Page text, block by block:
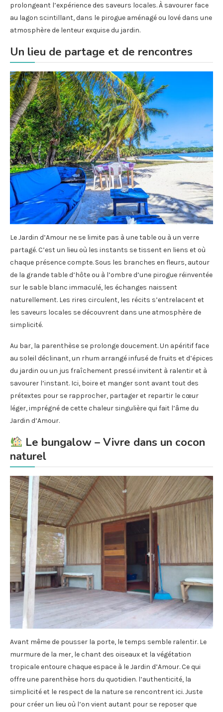
prolongeant l’expérience des saveurs locales. À savourer face
au lagon scintillant, dans le pirogue aménagé ou lové dans une
atmosphère de lenteur exquise du jardin.
Un lieu de partage et de rencontres
Le Jardin d’Amour ne se limite pas à une table ou à un verre
partagé. C’est un lieu où les instants se tissent en liens et où
chaque présence compte. Sous les branches en fleurs, autour
de la grande table d’hôte ou à l’ombre d’une pirogue réinventée
sur le sable blanc immaculé, les échanges naissent
naturellement. Les rires circulent, les récits s’entrelacent et
les saveurs locales se découvrent dans une atmosphère de
simplicité.
Au bar, la parenthèse se prolonge doucement. Un apéritif face
au soleil déclinant, un rhum arrangé infusé de fruits et d’épices
du jardin ou un jus fraîchement pressé invitent à ralentir et à
savourer l’instant. Ici, boire et manger sont avant tout des
prétextes pour se rapprocher, partager et repartir le cœur
léger, imprégné de cette chaleur singulière qui fait l’âme du
Jardin d’Amour.
Le bungalow – Vivre dans un cocon
naturel
Avant même de pousser la porte, le temps semble ralentir. Le
murmure de la mer, le chant des oiseaux et la végétation
tropicale entoure chaque espace à le Jardin d’Amour. Ce qui
offre une parenthèse hors du quotidien. l’authenticité, la
simplicité et le respect de la nature se rencontrent ici. Juste
pour créer un lieu où l’on vient autant pour se reposer que